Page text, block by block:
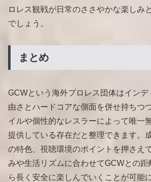
ロレス観戦が日常のささやかな楽しみ
でしょう。
まとめ
GCWという海外プロレス団体はインデ
由さとハードコアな側面を併せ持ちつ
イルや個性的なレスラーによって唯一
提供している存在だと整理できます。
の特色、視聴環境のポイントを押さえ
みや生活リズムに合わせてGCWとの
ら長く安全に楽しんでいくことが可能